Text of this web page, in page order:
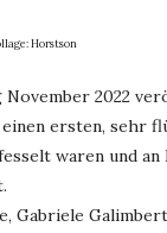
Horstson
November 2022
ersten, sehr
waren und
Gabriele